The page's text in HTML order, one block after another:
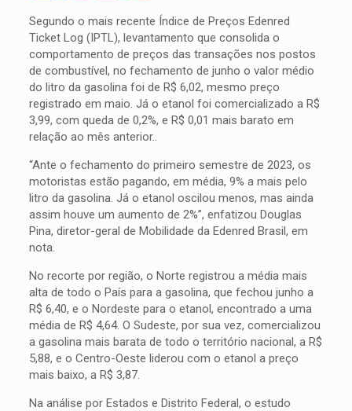
Segundo o mais recente Índice de Preços Edenred
Ticket Log (IPTL), levantamento que consolida o
comportamento de preços das transações nos postos
de combustível, no fechamento de junho o valor médio
do litro da gasolina foi de R$ 6,02, mesmo preço
registrado em maio. Já o etanol foi comercializado a R$
3,99, com queda de 0,2%, e R$ 0,01 mais barato em
relação ao mês anterior..
“Ante o fechamento do primeiro semestre de 2023, os
motoristas estão pagando, em média, 9% a mais pelo
litro da gasolina. Já o etanol oscilou menos, mas ainda
assim houve um aumento de 2%”, enfatizou Douglas
Pina, diretor-geral de Mobilidade da Edenred Brasil, em
nota.
No recorte por região, o Norte registrou a média mais
alta de todo o País para a gasolina, que fechou junho a
R$ 6,40, e o Nordeste para o etanol, encontrado a uma
média de R$ 4,64. O Sudeste, por sua vez, comercializou
a gasolina mais barata de todo o território nacional, a R$
5,88, e o Centro-Oeste liderou com o etanol a preço
mais baixo, a R$ 3,87.
Na análise por Estados e Distrito Federal, o estudo